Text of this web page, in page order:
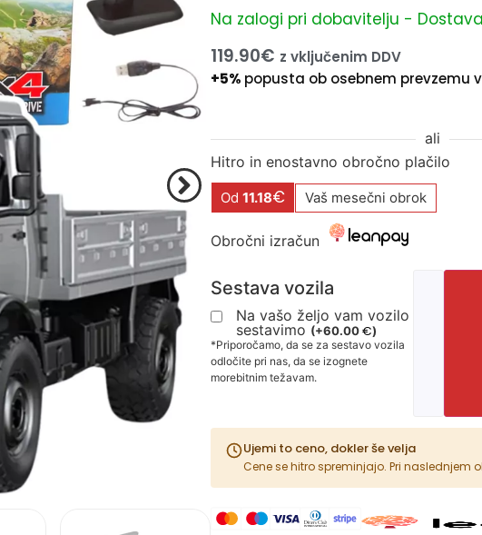
Na zalogi pri dobavitelju -
119.90€ z vključenim DDV
+5% popusta ob osebnem prevzemu
ali
Hitro in enostavno obročno plačilo
Od11.18€ Vaš mesečni obrok
Obročni izračun
Sestava vozila
Na vašo željo vam vozilo
sestavimo (+60.00 €)
*Priporočamo, da se za sestavo vozila
odločite pri nas, da se izognete
morebitnim težavam.
Ujemi to ceno, dokler še velja
Cene se hitro spreminjajo. Pri naslednjem